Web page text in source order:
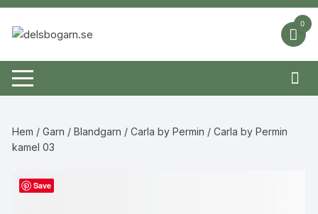
Hoppa
innehåll
0
Hem /Garn /Blandgarn /Carla by Permin / Carla by Permin
kamel 03
Save